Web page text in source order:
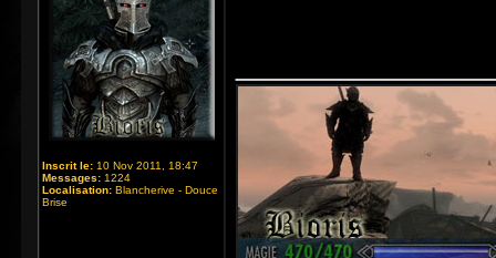
Inscrit le: 10 Nov 2011, 18:47
Messages: 1224
Localisation: Blancherive - Douce
Brise